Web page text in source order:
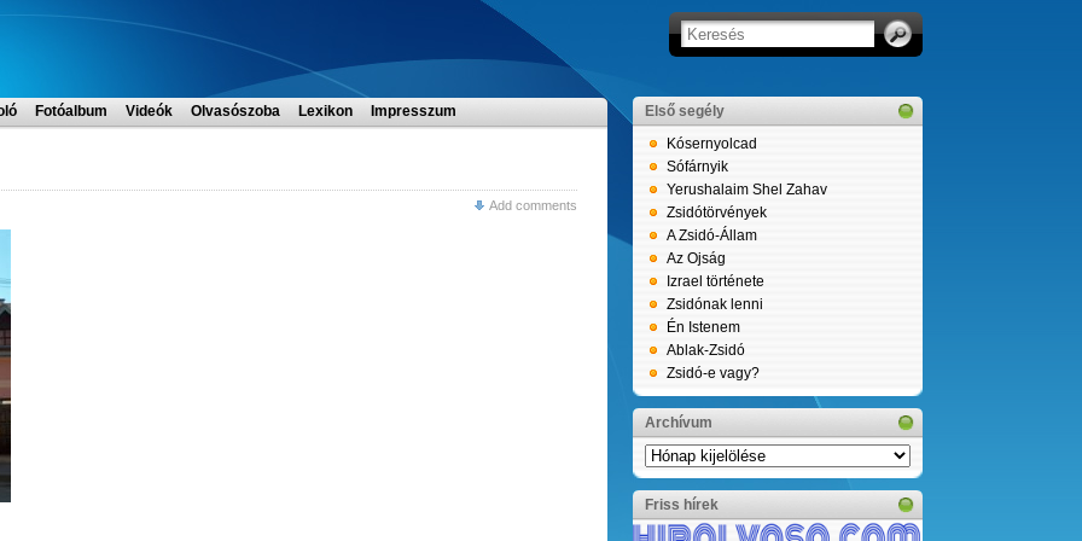
Fotóalbum Videók Olvasószoba Lexikon Impresszum
Add comments
Első segély
Kósernyolcad
Sófárnyik
Yerushalaim Shel Zahav
Zsidótörvények
A Zsidó-Állam
Az Ojság
Izrael története
Zsidónak lenni
Én Istenem
Ablak-Zsidó
Zsidó-e vagy?
Archívum
Archívum
Friss hírek